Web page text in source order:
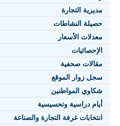
النصوص 2021
FRANÇAIS
مديرية التجارة
حصيلة النشاطات
معدلات الأسعار
الإحصائيات
مقالات صحفية
سجل زوار الموقع
شكاوي المواطنين
أيام دراسية وتحسيسية
انتخابات غرفة التجارة والصناعة